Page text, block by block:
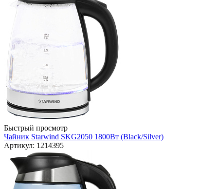
Быстрый просмотр
Чайник Starwind SKG2050 1800Вт (Black/Silver)
Артикул: 1214395